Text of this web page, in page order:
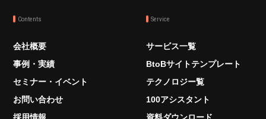
Contents
会社概要
事例・実績
セミナー・イベント
お問い合わせ
Service
サービス一覧
BtoBサイトテンプレート
テクノロジー覧
100アシスタント